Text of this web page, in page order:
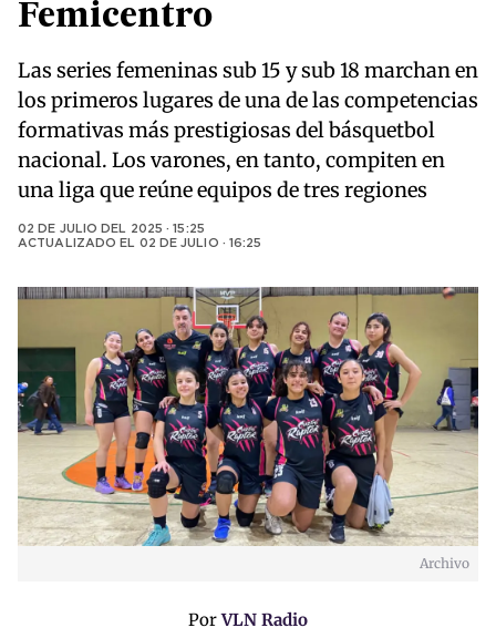
Femicentro
Las series femeninas sub 15 y sub 18 marchan en
los primeros lugares de una de las competencias
formativas más prestigiosas del básquetbol
nacional. Los varones, en tanto, compiten en
una liga que reúne equipos de tres regiones
02 DE JULIO DEL 2025 · 15:25
ACTUALIZADO EL 02 DE JULIO · 16:25
Archivo
PorVLN Radio